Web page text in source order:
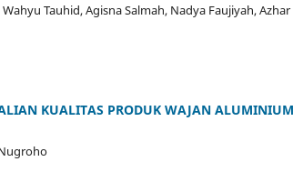
Tauhid, Agisna Salmah, Nadya Faujiyah,
KUALITAS PRODUK WAJAN